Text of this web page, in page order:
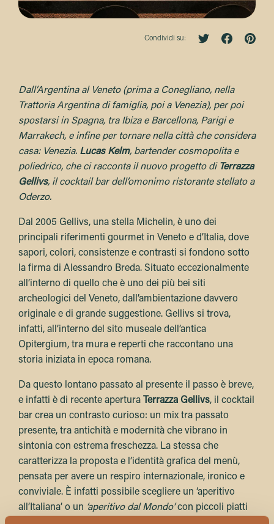
Condividi su:
Dall’Argentina al Veneto (prima a Conegliano, nella
Trattoria Argentina di famiglia, poi a Venezia), per poi
spostarsi in Spagna, tra Ibiza e Barcellona, Parigi e
Marrakech, e infine per tornare nella città che considera
casa: Venezia. Lucas Kelm, bartender cosmopolita e
poliedrico, che ci racconta il nuovo progetto di Terrazza
Gellivs, il cocktail bar dell’omonimo ristorante stellato a
Oderzo.
Dal 2005 Gellivs, una stella Michelin, è uno dei
principali riferimenti gourmet in Veneto e d’Italia, dove
sapori, colori, consistenze e contrasti si fondono sotto
la firma di Alessandro Breda. Situato eccezionalmente
all’interno di quello che è uno dei più bei siti
archeologici del Veneto, dall’ambientazione davvero
originale e di grande suggestione. Gellivs si trova,
infatti, all’interno del sito museale dell’antica
Opitergium, tra mura e reperti che raccontano una
storia iniziata in epoca romana.
Da questo lontano passato al presente il passo è breve,
e infatti è di recente apertura
Terrazza Gellivs, il cocktail
bar crea un contrasto curioso: un mix tra passato
presente, tra antichità e modernità che vibrano in
sintonia con estrema freschezza. La stessa che
caratterizza la proposta e l’identità grafica del menù,
pensata per avere un respiro internazionale, ironico e
conviviale. È infatti possibile scegliere un ‘aperitivo
all’Italiana’ o un ‘aperitivo dal Mondo’con piccoli piatti